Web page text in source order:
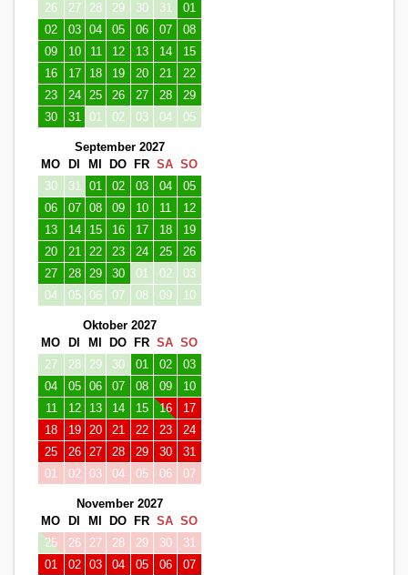
26
27 28 29 30 31
01
02
03 04 05 06 07
08
09
10 11 12 13 14
15
16
17 18 19 20 21
22
23
24 25 26 27 28
29
30
31 01 02 03 04 05
September 2027
MO
DI MI DO FR SA SO
30
31 01 02 03 04
05
06
07 08 09 10 11
12
13
14 15 16 17 18
19
20
21 22 23 24 25
26
27
28 29 30 01 02
03
04
05 06 07 08 09 10
Oktober 2027
MO
DI MI DO FR SA SO
27
28 29 30 01 02
03
04
05 06 07 08 09
10
11
12 13 14 15 16
17
18
19 20 21 22 23
24
25
26 27 28 29 30
31
01
02 03 04 05 06 07
November 2027
MO
DI MI DO FR SA SO
25
26 27 28 29 30
31
01
02 03 04 05 06
07